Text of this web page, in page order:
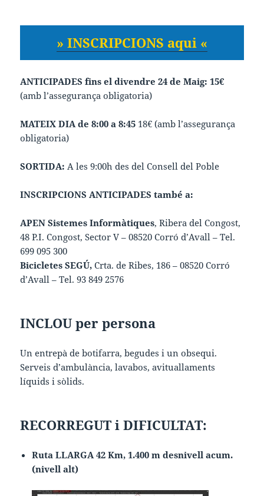
» INSCRIPCIONS aqui «
ANTICIPADES fins el divendre 24 de Maig: 15€
(amb l’assegurança obligatoria)
MATEIX DIA de 8:00 a 8:45 18€ (amb l’assegurança
obligatoria)
SORTIDA: A les 9:00h des del Consell del Poble
INSCRIPCIONS ANTICIPADES també a:
APEN Sistemes Informàtiques, Ribera del Congost,
48 P.I. Congost, Sector V – 08520 Corró d’Avall – Tel.
699 095 300
Bicicletes SEGÚ, Crta. de Ribes, 186 – 08520 Corró
d’Avall – Tel. 93 849 2576
INCLOU per persona
Un entrepà de botifarra, begudes i un obsequi.
Serveis d’ambulància, lavabos, avituallaments
líquids i sòlids.
RECORREGUT i DIFICULTAT:
Ruta LLARGA 42 Km, 1.400 m desnivell acum.
(nivell alt)